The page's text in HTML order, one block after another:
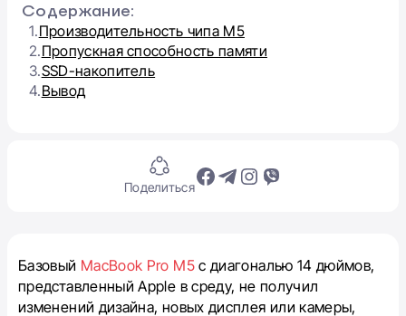
Поделиться
Базовый MacBook Pro М5с диагональю 14 дюймов,
представленный Apple в среду, не получил
изменений дизайна, новых дисплея или камеры,
Содержание:
1.Производительность чипа М5
2.Пропускная способность памяти
3.SSD-накопитель
4.Вывод